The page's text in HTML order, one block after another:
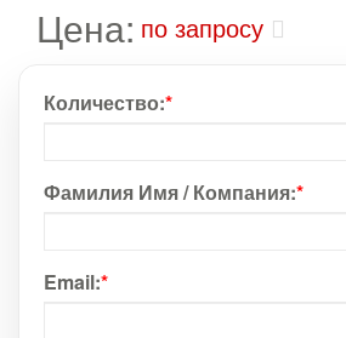
Цена: по запросу
Количество:*
Фамилия Имя / Компания:*
Email:*